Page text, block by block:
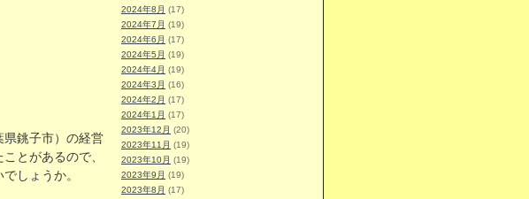
県銚子市）の経営
とがあるので、
しょうか。
2024年8月 (17)
2024年7月 (19)
2024年6月 (17)
2024年5月 (19)
2024年4月 (19)
2024年3月 (16)
2024年2月 (17)
2024年1月 (17)
2023年12月 (20)
2023年11月 (19)
2023年10月 (19)
2023年9月 (19)
2023年8月 (17)